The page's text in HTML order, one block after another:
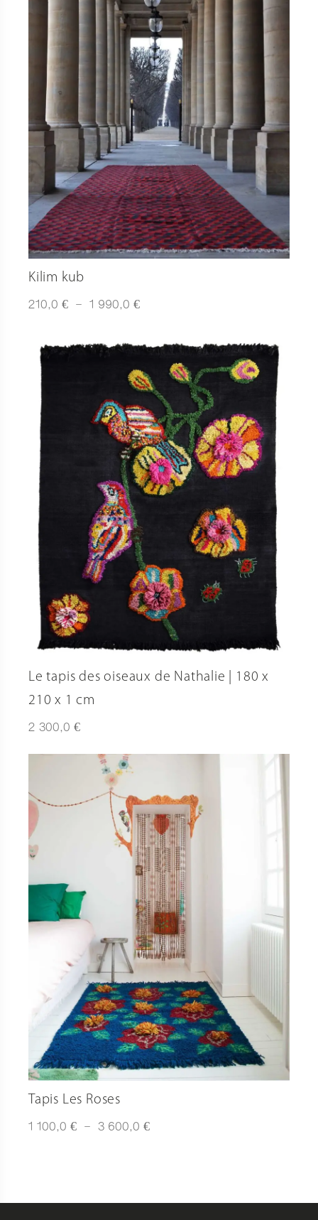
Kilim kub
210,0 € – 1 990,0 €Plage
210,0 €
1
990,0 €
Le tapis des oiseaux de Nathalie | 180 x
210 x 1 cm
2 300,0 €
Tapis Les Roses
1 100,0 € – 3 600,0 €Plage